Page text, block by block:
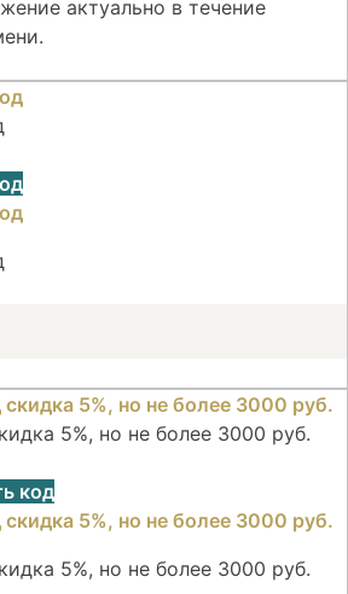
актуально в течение
5%, но не более 3000 руб.
код
5%, но не более 3000 руб.